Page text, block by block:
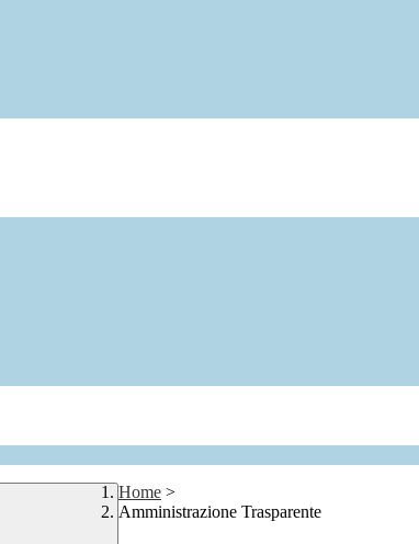
Home >
Amministrazione Trasparente